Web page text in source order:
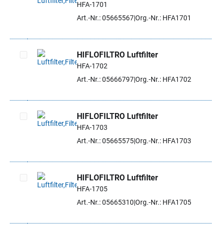
Artikel auswählen
HFA-1701
Art.-Nr.: 05665567Org.-Nr.: HFA1701
Artikel auswählen
HIFLOFILTRO Luftfilter
HFA-1702
Art.-Nr.: 05666797Org.-Nr.: HFA1702
Artikel auswählen
HIFLOFILTRO Luftfilter
HFA-1703
Art.-Nr.: 05665575Org.-Nr.: HFA1703
Artikel auswählen
HIFLOFILTRO Luftfilter
HFA-1705
Art.-Nr.: 05665310 Org.-Nr.: HFA1705